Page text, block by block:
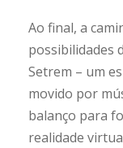
Ao final, a
possibilidades
Setrem – um
movido por
balanço para
realidade